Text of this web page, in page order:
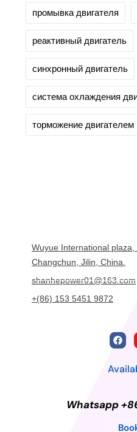
промывка двигателя
реактивный двигатель
синхронный двигатель
система охлаждения
торможение двигателем
Wuyue International plaza,
Changchun, Jilin, China.
shanhepower01@163.com
+(86) 153 5451 9872
Whatsapp